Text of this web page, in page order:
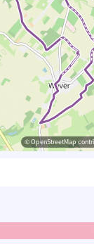
© OpenStreetMap contributors,
© OpenStreetMap